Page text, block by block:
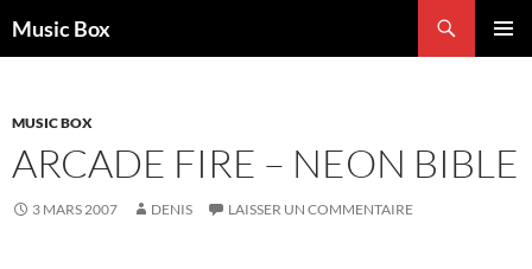
auMusic Box
MUSIC BOX
ARCADE FIRE – NEON BIBLE
3 MARS 2007 DENIS LAISSER UN COMMENTAIRE